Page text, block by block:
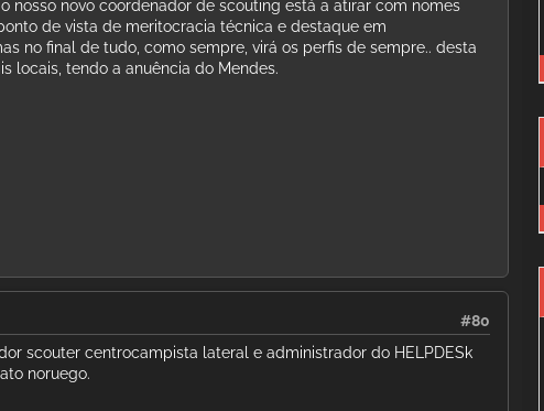
nosso novo coordenador de scouting está a atirar com nomes
de vista de meritocracia técnica e destaque em
no final de tudo, como sempre, virá os perfis de sempre.. desta
locais, tendo a anuência do Mendes.
#80
scouter centrocampista lateral e administrador do HELPDESk
noruego.